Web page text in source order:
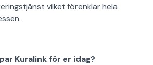
vilket förenklar hela
Kuralink för er idag?